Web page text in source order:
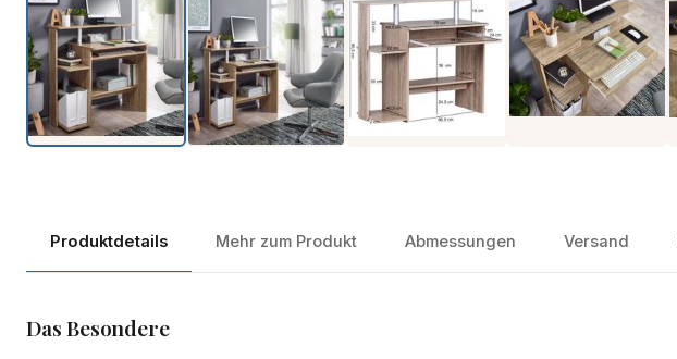
Produktdetails Mehr zum Produkt Abmessungen Versand
Das Besondere